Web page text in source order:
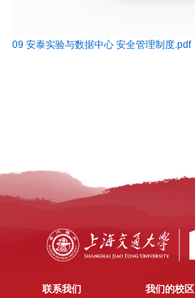
09 安泰实验与数据中心 安全管理制度.pdf
联系我们 我们的校区